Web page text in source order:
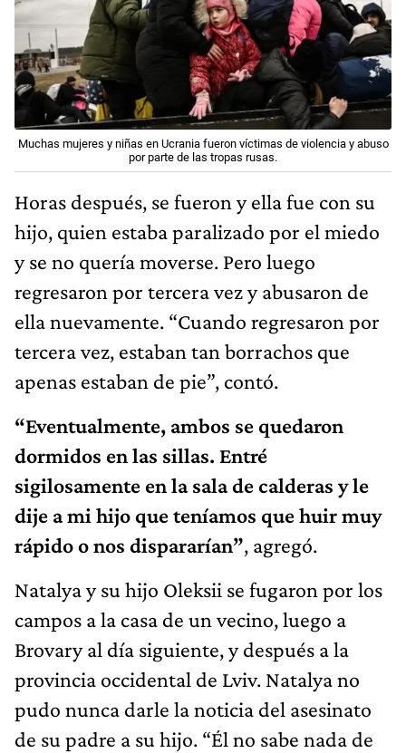
Muchas mujeres y niñas en Ucrania fueron víctimas de violencia y abuso
por parte de las tropas rusas.
Horas después, se fueron y ella fue con su
hijo, quien estaba paralizado por el miedo
y se no quería moverse. Pero luego
regresaron por tercera vez y abusaron de
ella nuevamente. “Cuando regresaron por
tercera vez, estaban tan borrachos que
apenas estaban de pie”, contó.
“Eventualmente, ambos se quedaron
dormidos en las sillas. Entré
sigilosamente en la sala de calderas y le
dije a mi hijo que teníamos que huir muy
rápido o nos dispararían”, agregó.
Natalya y su hijo Oleksii se fugaron por los
campos a la casa de un vecino, luego a
Brovary al día siguiente, y después a la
provincia occidental de Lviv. Natalya no
pudo nunca darle la noticia del asesinato
de su padre a su hijo. “Él no sabe nada de